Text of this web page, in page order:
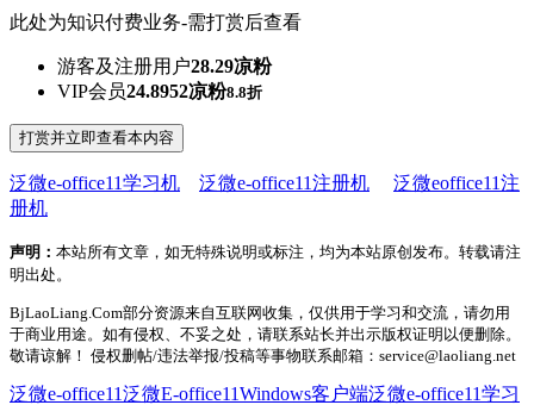
此处为知识付费业务-需打赏后查看
游客及注册用户28.29凉粉
VIP会员24.8952凉粉8.8折
打赏并立即查看本内容
泛微e-office11学习机 泛微e-office11注册机
泛微eoffice11注
册机
声明： 本站所有文章，如无特殊说明或标注，均为本站原创发布。转载请注
明出处。
BjLaoLiang.Com部分资源来自互联网收集，仅供用于学习和交流，请勿用
于商业用途。如有侵权、不妥之处，请联系站长并出示版权证明以便删除。
敬请谅解！ 侵权删帖/违法举报/投稿等事物联系邮箱：service@laoliang.net
泛微e-office11泛微E-office11Windows客户端泛微e-office11学习